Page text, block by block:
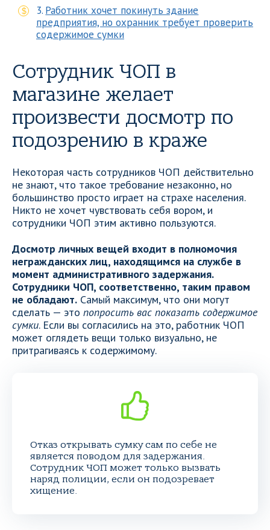
Работник хочет покинуть здание
предприятия, но охранник требует проверить
содержимое сумки
Сотрудник ЧОП в
магазине желает
произвести досмотр по
подозрению в краже
Некоторая часть сотрудников ЧОП действительно
не знают, что такое требование незаконно, но
большинство просто играет на страхе населения.
Никто не хочет чувствовать себя вором, и
сотрудники ЧОП этим активно пользуются.
Досмотр личных вещей входит в полномочия
негражданских лиц, находящимся на службе в
момент административного задержания.
Сотрудники ЧОП, соответственно, таким правом
не обладают. Самый максимум, что они могут
сделать — это попросить вас показать содержимое
сумки. Если вы согласились на это, работник ЧОП
может оглядеть вещи только визуально, не
притрагиваясь к содержимому.
Отказ открывать сумку сам по себе не
является поводом для задержания.
Сотрудник ЧОП может только вызвать
наряд полиции, если он подозревает
хищение.